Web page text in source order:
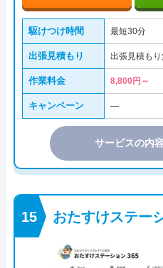
駆けつけ時間 最短30分
出張見積もり 出張見積も
作業料金 8,800円～
キャンペーン ―
サービスの内
おたすけステー